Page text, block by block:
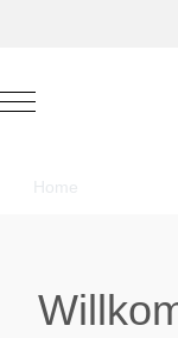
Mobile Menu Toggle
Home